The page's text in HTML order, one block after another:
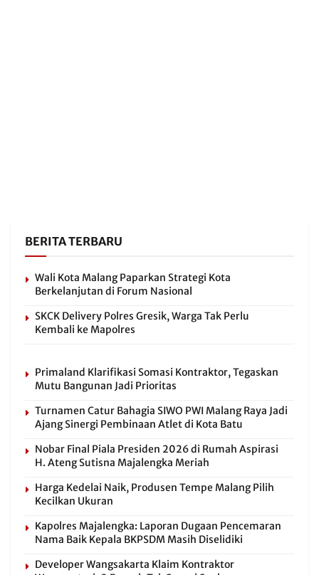
BERITA TERBARU
Wali Kota Malang Paparkan Strategi Kota
Berkelanjutan di Forum Nasional
SKCK Delivery Polres Gresik, Warga Tak Perlu
Kembali ke Mapolres
Primaland Klarifikasi Somasi Kontraktor, Tegaskan
Mutu Bangunan Jadi Prioritas
Turnamen Catur Bahagia SIWO PWI Malang Raya Jadi
Ajang Sinergi Pembinaan Atlet di Kota Batu
Nobar Final Piala Presiden 2026 di Rumah Aspirasi
H. Ateng Sutisna Majalengka Meriah
Harga Kedelai Naik, Produsen Tempe Malang Pilih
Kecilkan Ukuran
Kapolres Majalengka: Laporan Dugaan Pencemaran
Nama Baik Kepala BKPSDM Masih Diselidiki
Developer Wangsakarta Klaim Kontraktor